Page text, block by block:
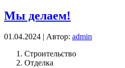
Мы делаем!
01.04.2024 | Автор: admin
Строительство
Отделка